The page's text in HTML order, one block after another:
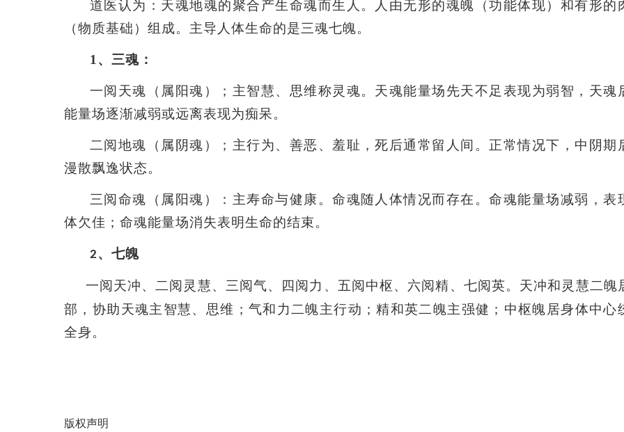
道医认为：天魂地魂的聚合产生命魂而生人。人由无形的魂魄（功能体现）和有形的
（物质基础）组成。主导人体生命的是三魂七魄。
1 、三魂：
一阅天魂（属阳魂）；主智慧、思维称灵魂。天魂能量场先天不足表现为弱智，天魂
能量场逐渐减弱或远离表现为痴呆。
二阅地魂（属阴魂）；主行为、善恶、羞耻，死后通常留人间。正常情况下，中阴期
漫散飘逸状态。
三阅命魂（属阳魂）：主寿命与健康。命魂随人体情况而存在。命魂能量场减弱，表
体欠佳；命魂能量场消失表明生命的结束。
2 、七魄
一阅天冲、二阅灵慧、三阅气、四阅力、五阅中枢、六阅精、七阅英。天冲和灵慧二魄
部，协助天魂主智慧、思维；气和力二魄主行动；精和英二魄主强健；中枢魄居身体中心
全身。
版权声明